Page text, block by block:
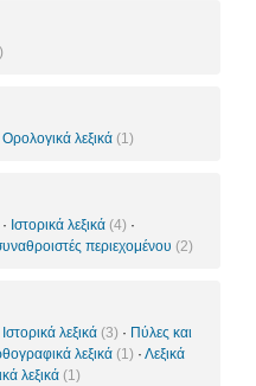
Ορολογικά λεξικά (1)
· Ιστορικά λεξικά (4) ·
περιεχομένου (2)
Ιστορικά λεξικά (3) · Πύλες και
λεξικά (1) · Λεξικά
λεξικά (1)